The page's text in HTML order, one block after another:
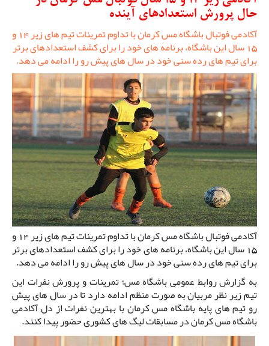
حال پرورش استعدادهای آینده
آکادمی فوتبال باشگاه مس کرمان با تداوم تمرینات تیم های زیر 14 و
15 سال این باشگاه، برنامه های خود را برای کشف استعدادهای برتر
برای تیم های رده سنی خود در سال های پیش رو را ادامه می دهد.
آکادمی فوتبال باشگاه مس کرمان با تداوم تمرینات تیم های زیر 14 و
15 سال این باشگاه، برنامه های خود را برای کشف استعدادهای برتر
برای تیم های رده سنی خود در سال های پیش رو را ادامه می دهد.
به گزارش روابط عمومی باشگاه مس؛ تمرینات و پرورش نفرات این
تیم زیر نظر مربیان به صورت منظم ادامه دارد تا در سال های پیش
رو تیم های پایه باشگاه مس کرمان با بهترین نفرات از دل آکادمی
باشگاه مس کرمان در مسابقات لیگ های کشوری حضور پیدا کنند.